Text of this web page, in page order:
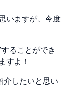
いますが、今度
ることができ
すよ！
介したいと思い